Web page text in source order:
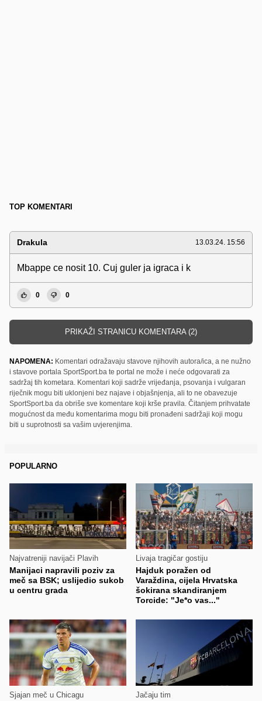
TOP KOMENTARI
Drakula 13.03.24. 15:56
Mbappe ce nosit 10. Cuj guler ja igraca i k
0 0
PRIKAŽI STRANICU KOMENTARA (2)
NAPOMENA: Komentari odražavaju stavove njihovih autora/ica, a ne nužno
i stavove portala SportSport.ba te portal ne može i neće odgovarati za
sadržaj tih kometara. Komentari koji sadrže vrijeđanja, psovanja i vulgaran
riječnik mogu biti uklonjeni bez najave i objašnjenja, ali to ne obavezuje
SportSport.ba da obriše sve komentare koji krše pravila. Čitanjem prihvatate
mogućnost da među komentarima mogu biti pronađeni sadržaji koji mogu
biti u suprotnosti sa vašim uvjerenjima.
POPULARNO
Najvatreniji navijači Plavih
Manijaci napravili poziv za
meč sa BSK; uslijedio sukob
u centru grada
Livaja tragičar gostiju
Hajduk poražen od
Varaždina, cijela Hrvatska
šokirana skandiranjem
Torcide: "Je*o vas..."
Sjajan meč u Chicagu Jačaju tim